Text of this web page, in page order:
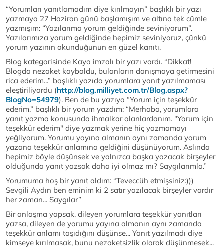
“Yorumları yanıtlamadım diye kırılmayın” başlıklı bir yazı
yazmaya 27 Haziran günü başlamışım ve altına tek cümle
yazmışım: “Yazılarıma yorum geldiğinde seviniyorum”.
Yazılarımıza yorum geldiğinde hepimiz seviniyoruz, çünkü
yorum yazının okunduğunun en güzel kanıtı.
Blog kategorisinde Kaya imzalı bir yazı vardı. “Dikkat!
Blogda nezaket kayboldu, bulanların danışmaya getirmesini
rica ederim...” başlıklı yazıda yorumlara yanıt yazılmaması
eleştiriliyordu (http://blog.milliyet.com.tr/Blog.aspx?
BlogNo=54979). Ben de bu yazıya “Yorum için teşekkür
ederim.” başlıklı bir yorum yazdım: “Merhaba, yorumlara
yanıt yazma konusunda ihmalkar olanlardanım. "Yorum için
teşekkür ederim" diye yazmak yerine hiç yazmamayı
yeğliyorum. Yorumu yayına almanın aynı zamanda yorum
yazana teşekkür anlamına geldiğini düşünüyorum. Aslında
hepimiz böyle düşünsek ve yalnızca başka yazacak birşeyler
olduğunda yanıt yazsak daha iyi olmaz mı? Saygılarımla.”
Yorumuma hoş bir yanıt aldım: “Teveccüh etmişsiniz:)))
Sevgili Aydın ben eminim ki 2 satır yazılacak birşeyler vardır
her zaman... Saygılar”
Bir anlaşma yapsak, dileyen yorumlara teşekkür yanıtları
yazsa, dileyen de yorumu yayına almanın aynı zamanda
teşekkür anlamı taşıdığını düşünse... Yanıt yazılmadı diye
kimseye kırılmasak, bunu nezaketsizlik olarak düşünmesek...